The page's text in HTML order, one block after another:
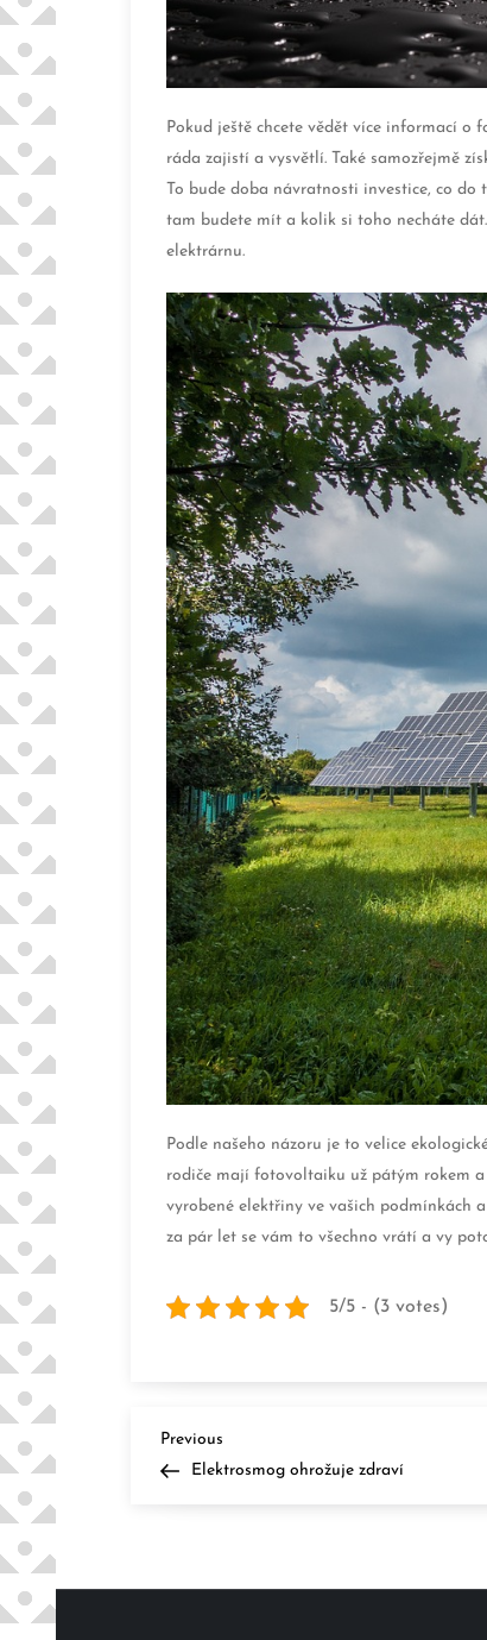
Pokud ještě chcete vědět více informací o
ráda zajistí a vysvětlí. Také samozřejmě
To bude doba návratnosti investice, co
tam budete mít a kolik si toho necháte
elektrárnu.
Podle našeho názoru je to velice
rodiče mají fotovoltaiku už pátým rokem
vyrobené elektřiny ve vašich podmínkách
za pár let se vám to všechno vrátí a vy
5/5 - (3 votes)
N
Previous
Post
Previous
Elektrosmog ohrožuje zdraví